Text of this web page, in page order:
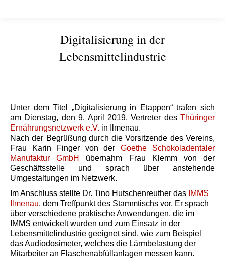
Digitalisierung in der
Lebensmittelindustrie
Unter dem Titel „Digitalisierung in Etappen“ trafen sich
am Dienstag, den 9. April 2019, Vertreter des Thüringer
Ernährungsnetzwerk e.V. in Ilmenau.
Nach der Begrüßung durch die Vorsitzende des Vereins,
Frau Karin Finger von derGoethe Schokoladentaler
Manufaktur GmbH
übernahm Frau Klemm von der
Geschäftsstelle und sprach über anstehende
Umgestaltungen im Netzwerk.
Im Anschluss stellte Dr. Tino Hutschenreuther das IMMS
Ilmenau, dem Treffpunkt des Stammtischs vor. Er sprach
über verschiedene praktische Anwendungen, die im
IMMS entwickelt wurden und zum Einsatz in der
Lebensmittelindustrie geeignet sind, wie zum Beispiel
das Audiodosimeter, welches die Lärmbelastung der
Mitarbeiter an Flaschenabfüllanlagen messen kann.